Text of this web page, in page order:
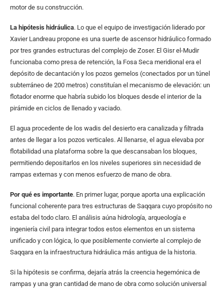
motor de su construcción.
La hipótesis hidráulica. Lo que el equipo de investigación liderado por
Xavier Landreau propone es una suerte de ascensor hidráulico formado
por tres grandes estructuras del complejo de Zoser. El Gisr el-Mudir
funcionaba como presa de retención, la Fosa Seca meridional era el
depósito de decantación y los pozos gemelos (conectados por un túnel
subterráneo de 200 metros) constituían el mecanismo de elevación: un
flotador enorme que habría subido los bloques desde el interior de la
pirámide en ciclos de llenado y vaciado.
El agua procedente de los wadis del desierto era canalizada y filtrada
antes de llegar a los pozos verticales. Al llenarse, el agua elevaba por
flotabilidad una plataforma sobre la que descansaban los bloques,
permitiendo depositarlos en los niveles superiores sin necesidad de
rampas externas y con menos esfuerzo de mano de obra.
Por qué es importante. En primer lugar, porque aporta una explicación
funcional coherente para tres estructuras de Saqqara cuyo propósito no
estaba del todo claro. El análisis aúna hidrología, arqueología e
ingeniería civil para integrar todos estos elementos en un sistema
unificado y con lógica, lo que posiblemente convierte al complejo de
Saqqara en la infraestructura hidráulica más antigua de la historia.
Si la hipótesis se confirma, dejaría atrás la creencia hegemónica de
rampas y una gran cantidad de mano de obra como solución universal